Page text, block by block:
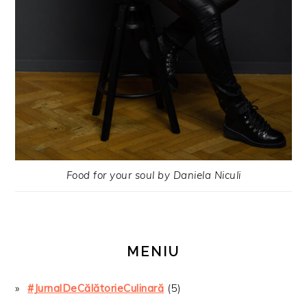
Food for your soul by Daniela Niculi
MENIU
#JurnalDeCălătorieCulinară (5)